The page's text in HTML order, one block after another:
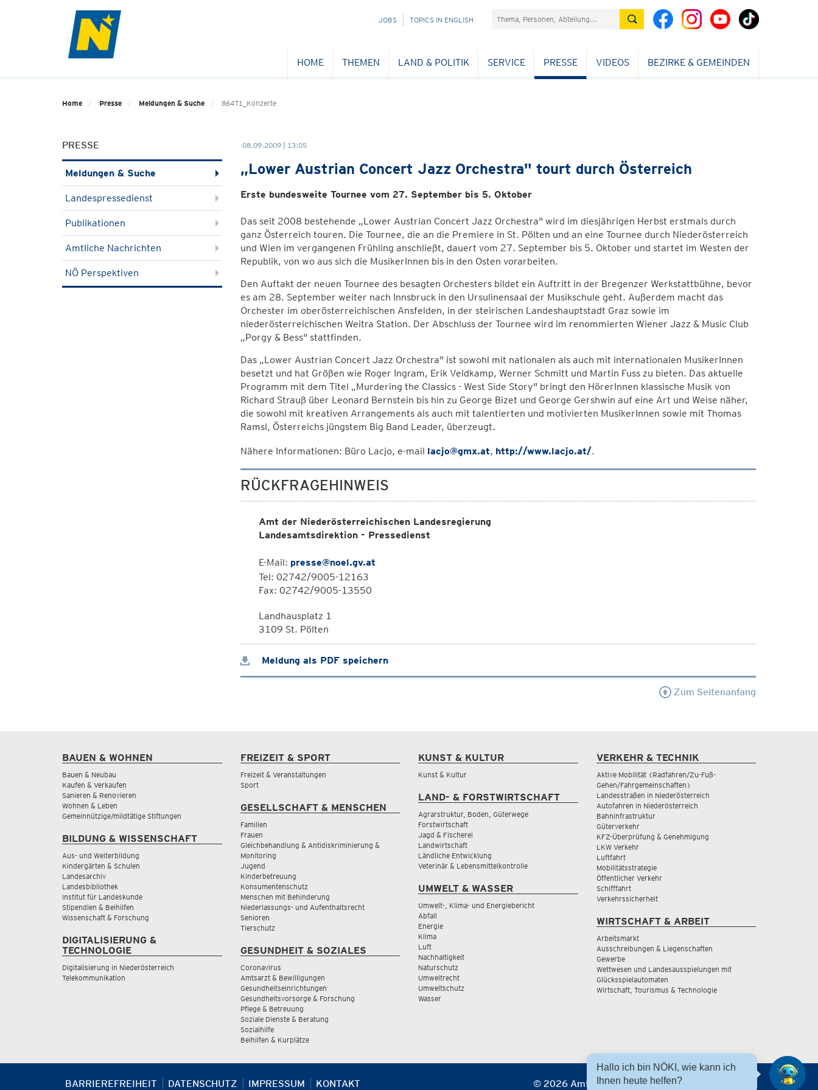
NAVIGATION
JOBS TOPICS IN ENGLISH Suchefeld
HOME THEMEN LAND & POLITIK SERVICE PRESSE VIDEOS BEZIRKE & GEMEINDEN
Home Presse Meldungen & Suche 86471_Konzerte
PRESSE
Meldungen & Suche
Landespressedienst
Publikationen
Amtliche Nachrichten
NÖ Perspektiven
08.09.2009 | 13:05
„Lower Austrian Concert Jazz Orchestra" tourt durch Österreich
Erste bundesweite Tournee vom 27. September bis 5. Oktober
Das seit 2008 bestehende „Lower Austrian Concert Jazz Orchestra" wird im diesjährigen Herbst erstmals durch
ganz Österreich touren. Die Tournee, die an die Premiere in St. Pölten und an eine Tournee durch Niederösterreich
und Wien im vergangenen Frühling anschließt, dauert vom 27. September bis 5. Oktober und startet im Westen der
Republik, von wo aus sich die MusikerInnen bis in den Osten vorarbeiten.
Den Auftakt der neuen Tournee des besagten Orchesters bildet ein Auftritt in der Bregenzer Werkstattbühne, bevor
es am 28. September weiter nach Innsbruck in den Ursulinensaal der Musikschule geht. Außerdem macht das
Orchester im oberösterreichischen Ansfelden, in der steirischen Landeshauptstadt Graz sowie im
niederösterreichischen Weitra Station. Der Abschluss der Tournee wird im renommierten Wiener Jazz & Music Club
„Porgy & Bess" stattfinden.
Das „Lower Austrian Concert Jazz Orchestra" ist sowohl mit nationalen als auch mit internationalen MusikerInnen
besetzt und hat Größen wie Roger Ingram, Erik Veldkamp, Werner Schmitt und Martin Fuss zu bieten. Das aktuelle
Programm mit dem Titel „Murdering the Classics - West Side Story" bringt den HörerInnen klassische Musik von
Richard Strauß über Leonard Bernstein bis hin zu George Bizet und George Gershwin auf eine Art und Weise näher,
die sowohl mit kreativen Arrangements als auch mit talentierten und motivierten MusikerInnen sowie mit Thomas
Ramsl, Österreichs jüngstem Big Band Leader, überzeugt.
Nähere Informationen: Büro Lacjo, e-mail lacjo@gmx.at, http://www.lacjo.at/.
RÜCKFRAGEHINWEIS
Amt der Niederösterreichischen Landesregierung
Landesamtsdirektion - Pressedienst
E-Mail: presse@noel.gv.at
Tel: 02742/9005-12163
Fax: 02742/9005-13550
Landhausplatz 1
3109 St. Pölten
Meldung als PDF speichern
Zum Seitenanfang
BAUEN & WOHNEN
Bauen & Neubau
Kaufen & Verkaufen
Sanieren & Renovieren
Wohnen & Leben
Gemeinnützige/mildtätige Stiftungen
BILDUNG & WISSENSCHAFT
Aus- und Weiterbildung
Kindergärten & Schulen
Landesarchiv
Landesbibliothek
Institut für Landeskunde
Stipendien & Beihilfen
Wissenschaft & Forschung
DIGITALISIERUNG &
TECHNOLOGIE
Digitalisierung in Niederösterreich
Telekommunikation
FREIZEIT & SPORT
Freizeit & Veranstaltungen
Sport
GESELLSCHAFT & MENSCHEN
Familien
Frauen
Gleichbehandlung & Antidiskriminierung &
Monitoring
Jugend
Kinderbetreuung
Konsumentenschutz
Menschen mit Behinderung
Niederlassungs- und Aufenthaltsrecht
Senioren
Tierschutz
GESUNDHEIT & SOZIALES
Coronavirus
Amtsarzt & Bewilligungen
Gesundheitseinrichtungen
Gesundheitsvorsorge & Forschung
Pflege & Betreuung
Soziale Dienste & Beratung
Sozialhilfe
Beihilfen & Kurplätze
KUNST & KULTUR
Kunst & Kultur
LAND- & FORSTWIRTSCHAFT
Agrarstruktur, Boden, Güterwege
Forstwirtschaft
Jagd & Fischerei
Landwirtschaft
Ländliche Entwicklung
Veterinär & Lebensmittelkontrolle
UMWELT & WASSER
Umwelt-, Klima- und Energiebericht
Abfall
Energie
Klima
Luft
Nachhaltigkeit
Naturschutz
Umweltrecht
Umweltschutz
Wasser
VERKEHR & TECHNIK
Aktive Mobilität (Radfahren/Zu-Fuß-
Gehen/Fahrgemeinschaften)
Landesstraßen in Niederösterreich
Autofahren in Niederösterreich
Bahninfrastruktur
Güterverkehr
KFZ-Überprüfung & Genehmigung
LKW Verkehr
Luftfahrt
Mobilitätsstrategie
Öffentlicher Verkehr
Schifffahrt
Verkehrssicherheit
WIRTSCHAFT & ARBEIT
Arbeitsmarkt
Ausschreibungen & Liegenschaften
Gewerbe
Wettwesen und Landesausspielungen mit
Glücksspielautomaten
Wirtschaft, Tourismus & Technologie
BARRIEREFREIHEIT DATENSCHUTZ IMPRESSUM KONTAKT © 2026 Amt der NÖ Landesregierung
Hallo ich bin NÖKI, wie kann ich
Ihnen heute helfen?